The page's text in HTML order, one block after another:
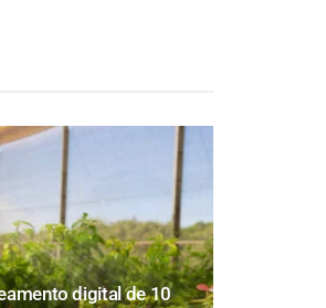
digital de 10